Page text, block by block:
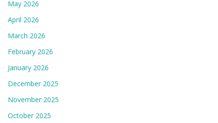
May 2026
April 2026
March 2026
February 2026
January 2026
December 2025
November 2025
October 2025